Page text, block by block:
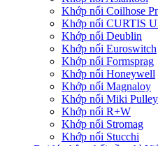
Khớp nối Coilhose
Khớp nối CURTIS
Khớp nối Deublin
Khớp nối Euroswitch
Khớp nối Formsprag
Khớp nối Honeywell
Khớp nối Magnaloy
Khớp nối Miki Pulley
Khớp nối R+W
Khớp nối Stromag
Khớp nối Stucchi